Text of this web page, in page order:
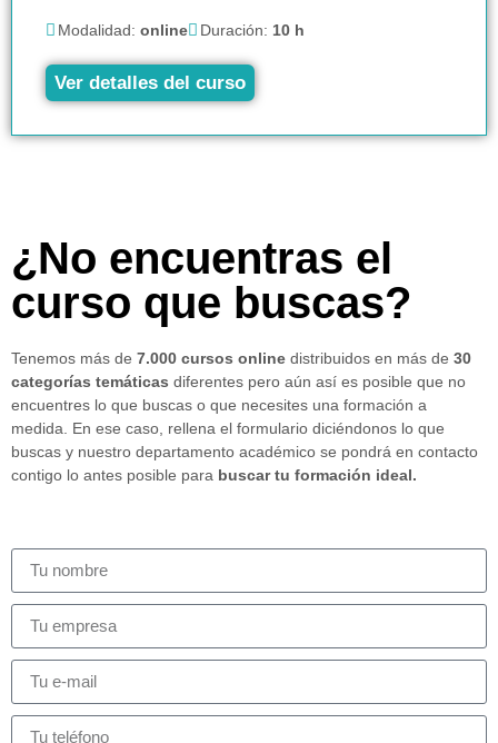
Modalidad: online Duración: 10 h
Ver detalles del curso
¿No encuentras el
curso que buscas?
Tenemos más de 7.000 cursos online distribuidos en más de 30
categorías temáticas diferentes pero aún así es posible que no
encuentres lo que buscas o que necesites una formación a
medida. En ese caso, rellena el formulario diciéndonos lo que
buscas y nuestro departamento académico se pondrá en contacto
contigo lo antes posible para buscar tu formación ideal.